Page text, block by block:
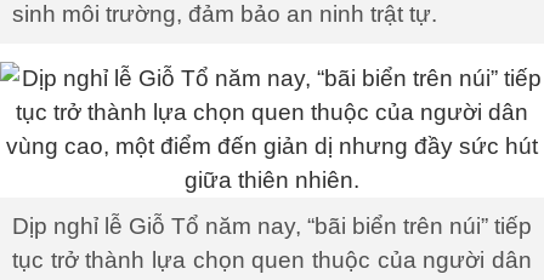
sinh môi trường, đảm bảo an ninh trật tự.
Dịp nghỉ lễ Giỗ Tổ năm nay, “bãi biển trên núi” tiếp
tục trở thành lựa chọn quen thuộc của người dân